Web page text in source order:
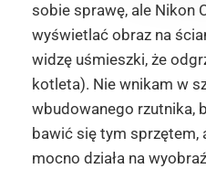
sobie sprawę, ale Nikon
wyświetlać obraz na
widzę uśmieszki, że
kotleta). Nie wnikam w
wbudowanego rzutnika,
bawić się tym sprzętem,
mocno działa na